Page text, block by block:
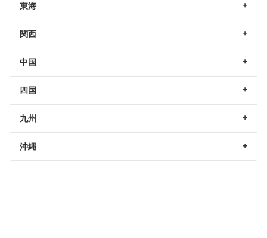
東海
関西
中国
四国
九州
沖縄